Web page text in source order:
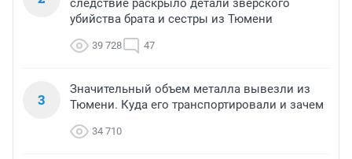
следствие раскрыло детали зверского
убийства брата и сестры из Тюмени
39 728 47
3
Значительный объем металла вывезли из
Тюмени. Куда его транспортировали и зачем
34 710